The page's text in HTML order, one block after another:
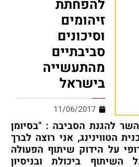
להפחתת
זיהומים
וסיכונים
סביבתיים
מהתעשייה
בישראל
11/06/2017
להגנת הסביבה : "בסיומן
הטווינינג, אני רוצה לברך
על הידוק שיתוף הפעולה
ביכולת ובניסיון